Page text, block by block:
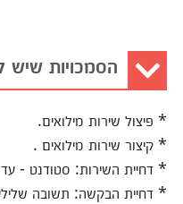
הסמכויות
* פיצול שירות מילואים.
* קיצור שירות מילואים .
* דחיית השירות: סטודנט - עד 4 חודשים ממועד השמ"פ.
* דחיית הבקשה: תשובה